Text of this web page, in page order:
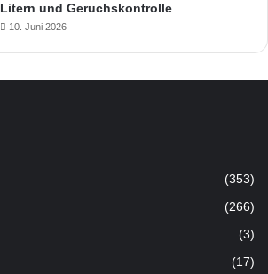
Litern und Geruchskontrolle
10. Juni 2026
(353)
(266)
(3)
(17)